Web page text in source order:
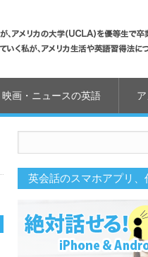
映画・ニュースの英語
英会話のスマホアプリ、